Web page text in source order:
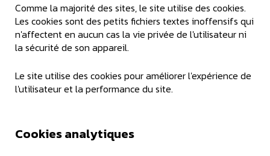
Comme la majorité des sites, le site utilise des cookies.
Les cookies sont des petits fichiers textes inoffensifs qui
n'affectent en aucun cas la vie privée de l'utilisateur ni
la sécurité de son appareil.
Le site utilise des cookies pour améliorer l'expérience de
l'utilisateur et la performance du site.
Cookies analytiques